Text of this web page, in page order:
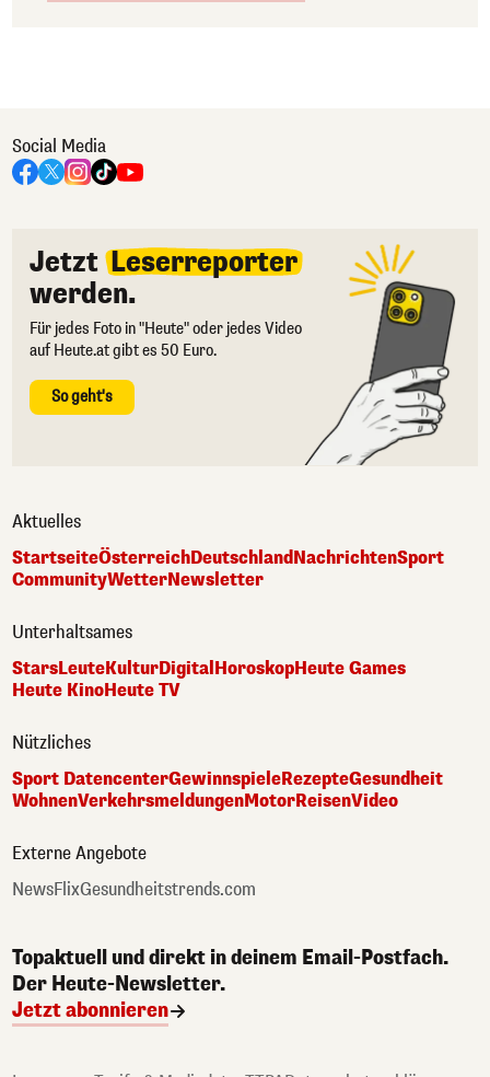
Social Media
Jetzt Leserreporter
werden.
Für jedes Foto in "Heute" oder jedes Video
auf Heute.at gibt es 50 Euro.
So geht's
Aktuelles
StartseiteÖsterreichDeutschlandNachrichtenSport
CommunityWetterNewsletter
Unterhaltsames
StarsLeuteKulturDigital HoroskopHeute Games
Heute KinoHeute TV
Nützliches
Sport DatencenterGewinnspieleRezepteGesundheit
WohnenVerkehrsmeldungenMotorReisenVideo
Externe Angebote
NewsFlixGesundheitstrends.com
Topaktuell und direkt in deinem Email-Postfach.
Der Heute-Newsletter.
Jetzt abonnieren